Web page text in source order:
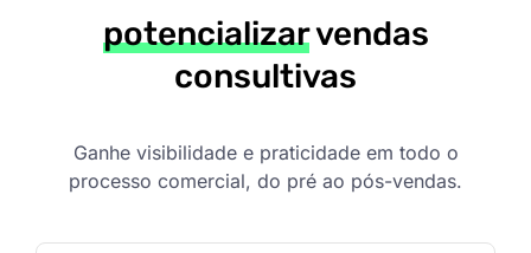
potencializarvendas
consultivas
Ganhe visibilidade e praticidade em todo o
processo comercial, do pré ao pós-vendas.